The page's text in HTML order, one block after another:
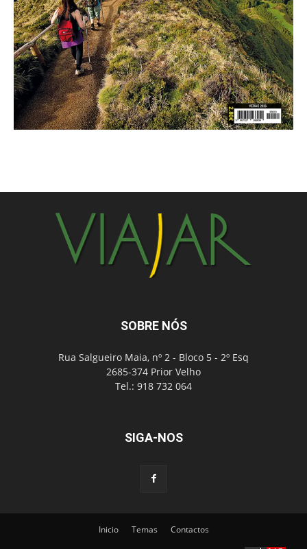
SOBRE NÓS
Rua Salgueiro Maia, nº 2 - Bloco 5 - 2º Esq
2685-374 Prior Velho
Tel.: 918 732 064
SIGA-NOS
Inicio Temas Contactos